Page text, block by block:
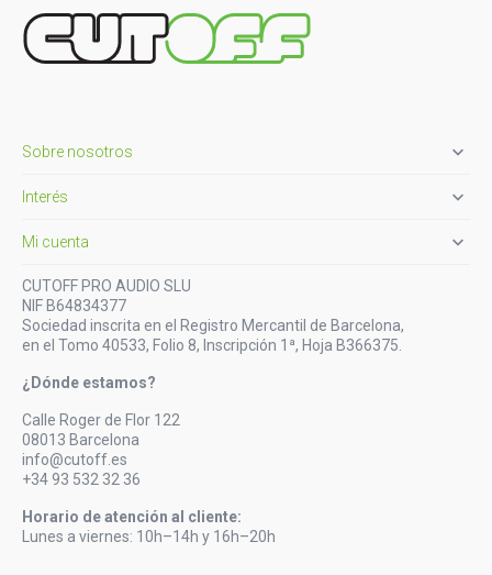
Sobre nosotros 
Interés 
Mi cuenta 
CUTOFF PRO AUDIO SLU
NIF B64834377
Sociedad inscrita en el Registro Mercantil de Barcelona,
en el Tomo 40533, Folio 8, Inscripción 1ª, Hoja B366375.
¿Dónde estamos?
Calle Roger de Flor 122
08013 Barcelona
info@cutoff.es
+34 93 532 32 36
Horario de atención al cliente:
Lunes a viernes: 10h–14h y 16h–20h